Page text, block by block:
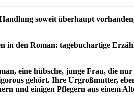
soweit überhaupt
den Roman: tagebuchartige
eine hübsche, junge Frau, die
gehört. Ihre Urgroßmutter,
und einigen Pflegern aus einem